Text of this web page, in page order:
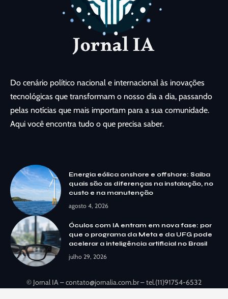
Do cenário político nacional e internacional às inovações
tecnológicas que transformam o nosso dia a dia, passando
pelas notícias que mais importam para a sua comunidade.
Aqui você encontra tudo o que precisa saber.
Energia eólica onshore e offshore: Saiba
quais são as diferenças na instalação, no
custo e na manutenção
agosto 4, 2026
Óculos com IA entram em nova fase: por
que o programa da Meta e da UFG pode
acelerar a inteligência artificial no Brasil
julho 29, 2026
© Jornal IA –contato@jornalia.com.br– tel.(11)91754-6532